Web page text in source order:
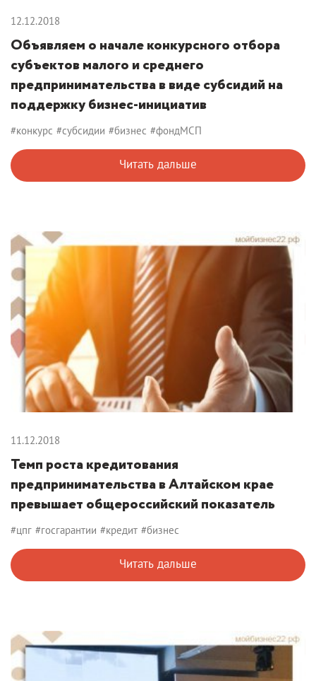
12.12.2018
Объявляем о начале конкурсного отбора
субъектов малого и среднего
предпринимательства в виде субсидий на
поддержку бизнес-инициатив
#конкурс #субсидии #бизнес #фондМСП
Читать дальше
11.12.2018
Темп роста кредитования
предпринимательства в Алтайском крае
превышает общероссийский показатель
#цпг #госгарантии #кредит #бизнес
Читать дальше